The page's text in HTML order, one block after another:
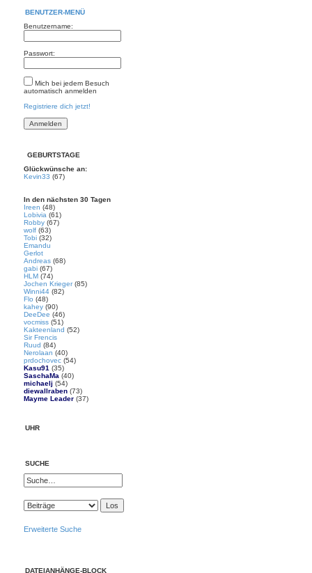
BENUTZER-MENÜ
Benutzername:
Passwort:
Mich bei jedem Besuch
automatisch anmelden
Registriere dich jetzt!
GEBURTSTAGE
Glückwünsche an:
Kevin33 (67)
In den nächsten 30 Tagen
Ireen (48)
Lobivia (61)
Robby (67)
wolf (63)
Tobi (32)
Emandu
Gerlot
Andreas (68)
gabi (67)
HLM (74)
Jochen Krieger (85)
Winni44 (82)
Flo (48)
kahey (90)
DeeDee (46)
vocmiss (51)
Kakteenland (52)
Sir Frencis
Ruud (84)
Nerolaan (40)
prdochovec (54)
Kasu91 (35)
SaschaMa (40)
michaelj (54)
diewallraben (73)
Mayme Leader (37)
UHR
SUCHE
Erweiterte Suche
DATEIANHÄNGE-BLOCK